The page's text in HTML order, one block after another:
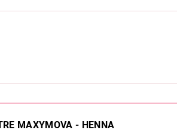
MAXYMOVA - HENNA